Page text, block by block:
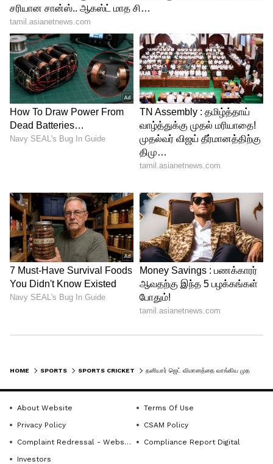
HOME SPORTS SPORTS CRICKET
About Website
Terms Of Use
Privacy Policy
CSAM Policy
Complaint Redressal - Website
Compliance Report Digital
Investors